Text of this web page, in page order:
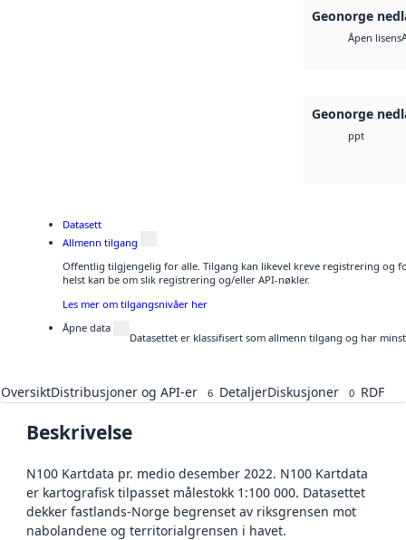
Geonorge
Åpen lisens
Geonorge
ppt
Datasett
Allmenn tilgang
Offentlig tilgjengelig for alle. Tilgang kan likevel kreve registrering og
helst kan be om slik registrering og/eller API-nøkler.
Les mer om tilgangsnivåer her
Åpne data
Datasettet er klassifisert som allmenn tilgang og har
OversiktDistribusjoner og API-er 6 DetaljerDiskusjoner 0 RDF
Beskrivelse
N100 Kartdata pr. medio desember 2022. N100 Kartdata
er kartografisk tilpasset målestokk 1:100 000. Datasettet
dekker fastlands-Norge begrenset av riksgrensen mot
nabolandene og territorialgrensen i havet.